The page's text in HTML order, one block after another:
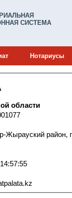
СИСТЕМА
Нотариусы
области
лицензии: 14001077
14:57:55